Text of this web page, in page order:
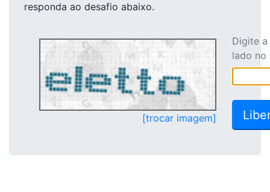
responda ao desafio abaixo.
[trocar imagem]
Digite
lado no